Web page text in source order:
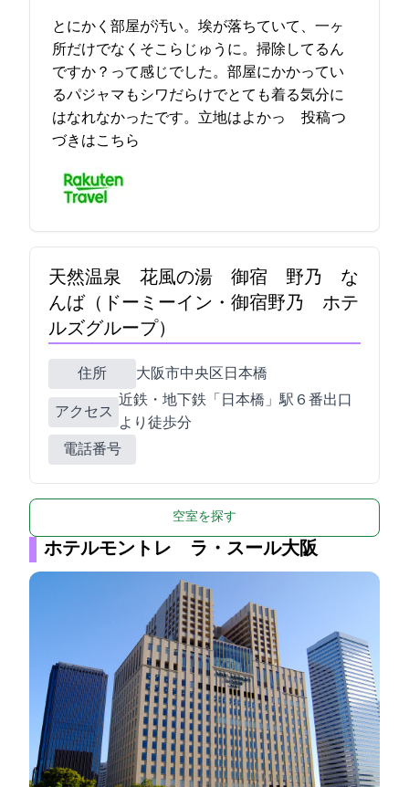
とにかく部屋が汚い。埃が落ちていて、一ヶ
所だけでなくそこらじゅうに。掃除してるん
ですか？って感じでした。部屋にかかってい
るパジャマもシワだらけでとても着る気分に
はなれなかったです。立地はよかっ… 2023-03-28 16:05:58投稿つ
づきはこちら
天然温泉 花風の湯 御宿 野乃 な
んば（ドーミーイン・御宿野乃 ホテ
ルズグループ）
住所 大阪市中央区日本橋1-4-18
アクセス
近鉄・地下鉄「日本橋」駅６番出口
より徒歩1分
電話番号
空室を探す
ホテルモントレ ラ・スール大阪